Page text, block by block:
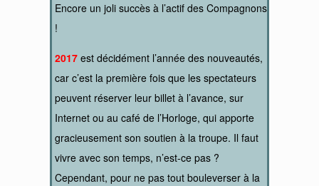
Encore un joli succès à l’actif des Compagnons
!
2017 est décidément l’année des nouveautés,
car c’est la première fois que les spectateurs
peuvent réserver leur billet à l’avance, sur
Internet ou au café de l’Horloge, qui apporte
gracieusement son soutien à la troupe. Il faut
vivre avec son temps, n’est-ce pas ?
Cependant, pour ne pas tout bouleverser à la